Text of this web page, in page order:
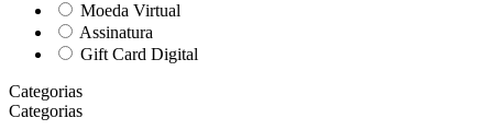
Moeda Virtual
Assinatura
Gift Card Digital
Categorias
Categorias